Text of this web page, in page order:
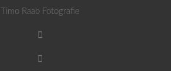
Timo Raab Fotografie